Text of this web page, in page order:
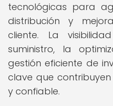
tecnológicas para
distribución y
cliente. La
suministro, la
gestión eficiente de
clave que
y confiable.